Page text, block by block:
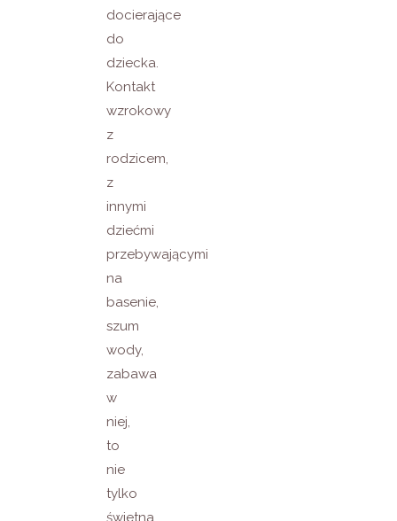
docierające
do
dziecka.
Kontakt
wzrokowy
z
rodzicem,
z
innymi
dziećmi
przebywającymi
na
basenie,
szum
wody,
zabawa
w
niej,
to
nie
tylko
świetna